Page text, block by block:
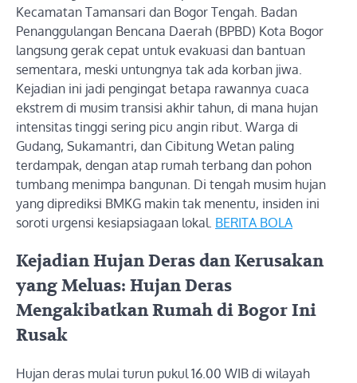
Kecamatan Tamansari dan Bogor Tengah. Badan
Penanggulangan Bencana Daerah (BPBD) Kota Bogor
langsung gerak cepat untuk evakuasi dan bantuan
sementara, meski untungnya tak ada korban jiwa.
Kejadian ini jadi pengingat betapa rawannya cuaca
ekstrem di musim transisi akhir tahun, di mana hujan
intensitas tinggi sering picu angin ribut. Warga di
Gudang, Sukamantri, dan Cibitung Wetan paling
terdampak, dengan atap rumah terbang dan pohon
tumbang menimpa bangunan. Di tengah musim hujan
yang diprediksi BMKG makin tak menentu, insiden ini
soroti urgensi kesiapsiagaan lokal. BERITA BOLA
Kejadian Hujan Deras dan Kerusakan
yang Meluas: Hujan Deras
Mengakibatkan Rumah di Bogor Ini
Rusak
Hujan deras mulai turun pukul 16.00 WIB di wilayah